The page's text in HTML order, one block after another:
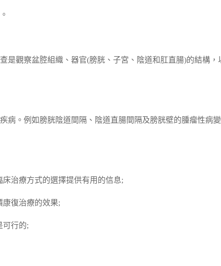
是觀察盆腔組織、器官(膀胱、子宮、陰道和肛直腸)的結構，
病。例如膀胱陰道間隔、陰道直腸間隔及膀胱壁的腫瘤性病
治療方式的選擇提供有用的信息;
康復治療的效果;
可行的;